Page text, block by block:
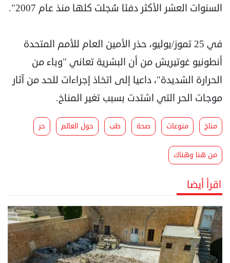
السنوات العشر الأكثر دفئا سُجلت كلها منذ عام 2007".
في 25 تموز/يوليو، حذر الأمين العام للأمم المتحدة
أنطونيو غوتيريش من أن البشرية تعاني "وباء من
الحرارة الشديدة"، داعيا إلى اتخاذ إجراءات للحد من آثار
موجات الحر التي اشتدت بسبب تغير المناخ.
مناخ منوعات صحة طب حول العالم حر
من هنا وهناك
اقرأ أيضا